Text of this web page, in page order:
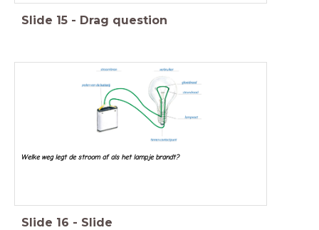
Slide 15 - Drag question
Welke weg legt de stroom af als het lampje brandt?
Slide 16 - Slide